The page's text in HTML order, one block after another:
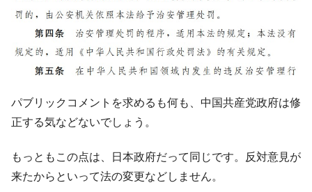
『Money1』
韓国製造業「半導体絶好調」のウラで他業
種は全般的「不調」⇒ PSIが示す現況は決して良くない。
『Money1』
【米韓激突案件】韓国消費者院が『クーパ
ン』1人当たり賠償10万ウォンを認定 ⇒ 総額3兆7,000億
『Money1』
韓国型イージス搭載の次世代駆逐艦
「KDDX」1番艦、2032年竣工と公示
『Money1』
【対日本円】ウォン安が急進！ 日米の協調
に韓国がいっちょがみしたのでは。
パブリックコメントを求めるも何も、中国共産党政府は修
正する気などないでしょう。
もっともこの点は、日本政府だって同じです。反対意見が
来たからといって法の変更などしません。